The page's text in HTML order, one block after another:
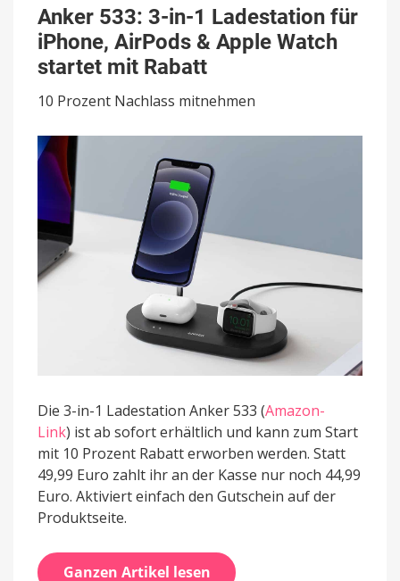
533:
3-
in-
1
Ladestation
für
iPhone,
Apple
Watch
startet
mit
Rabatt
Anker 533: 3-in-1 Ladestation für
iPhone, AirPods & Apple Watch
startet mit Rabatt
10 Prozent Nachlass mitnehmen
Die 3-in-1 Ladestation Anker 533 (Amazon-
Link) ist ab sofort erhältlich und kann zum Start
mit 10 Prozent Rabatt erworben werden. Statt
49,99 Euro zahlt ihr an der Kasse nur noch 44,99
Euro. Aktiviert einfach den Gutschein auf der
Produktseite.
Ganzen Artikel lesen